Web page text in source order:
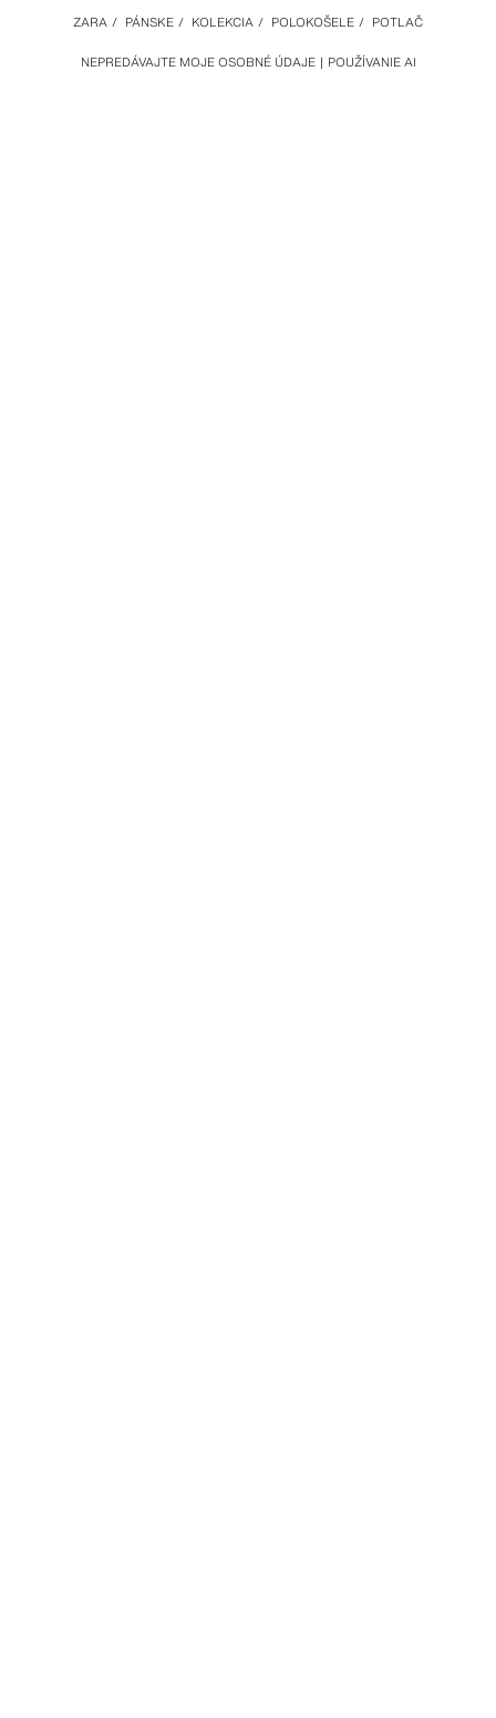
NEPREDÁVAJTE MOJE OSOBNÉ ÚDAJE POUŽÍVANIE AI
ZARA / PÁNSKE / KOLEKCIA / POLOKOŠELE / POTLAČ